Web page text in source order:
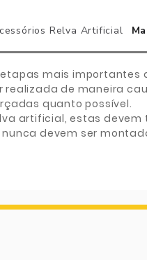
Relva Artificial
mais importantes
realizada de maneira
quanto possível.
artificial, estas
devem ser